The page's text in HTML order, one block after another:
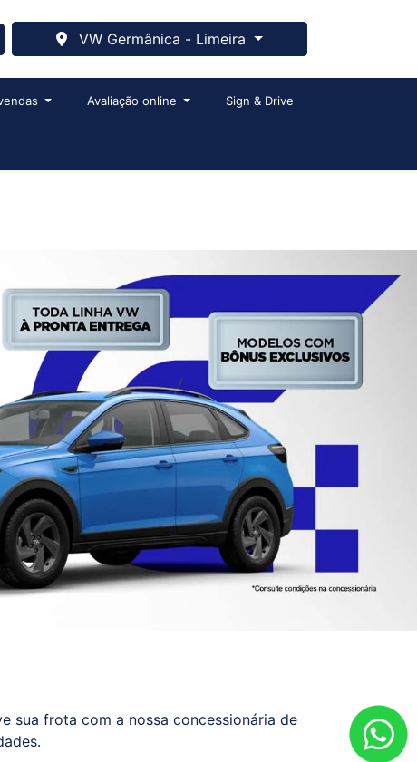
VW Germânica - Limeira
Avaliação online Sign & Drive
sua frota com a nossa concessionária de